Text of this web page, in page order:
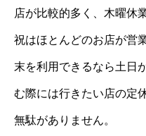
店が比較的多く、木曜休
祝はほとんどのお店が営
末を利用できるなら土日
む際には行きたい店の定
無駄がありません。